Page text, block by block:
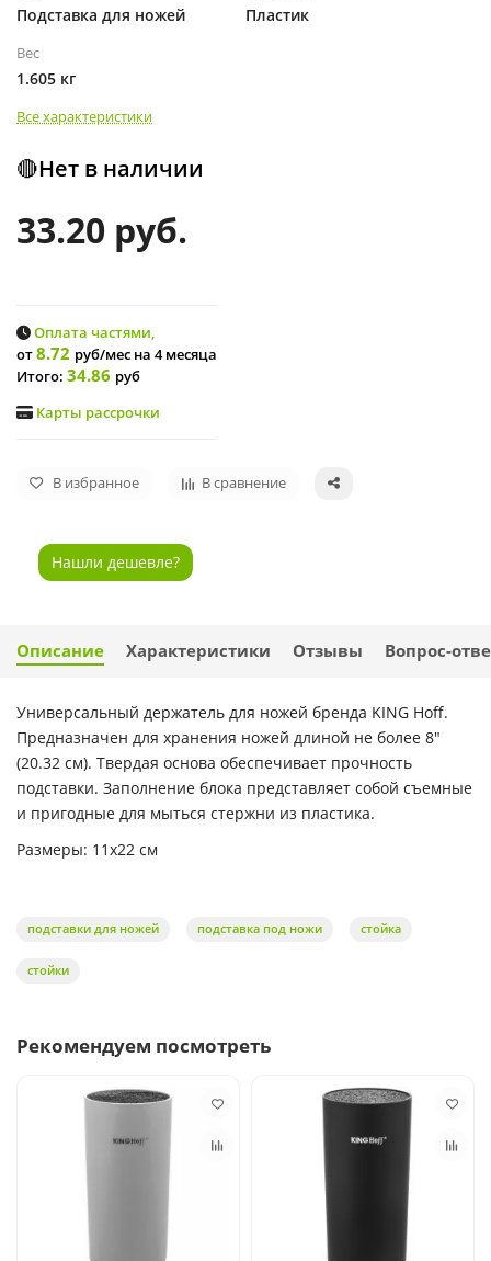
Подставка для ножей Пластик
Вес
1.605 кг
Все характеристики
🔴Нет в наличии
33.20 руб.
Оплата частями,
от8.72 руб/мес на 4 месяца
Итого: 34.86 руб
Карты рассрочки
В избранное В сравнение
Нашли дешевле?
Описание Характеристики Отзывы Вопрос-
Универсальный держатель для ножей бренда KING Hoff.
Предназначен для хранения ножей длиной не более 8"
(20.32 см). Твердая основа обеспечивает прочность
подставки. Заполнение блока представляет собой съемные
и пригодные для мыться стержни из пластика.
Размеры: 11х22 см
подставки для ножей подставка под ножи стойка
стойки
Рекомендуем посмотреть